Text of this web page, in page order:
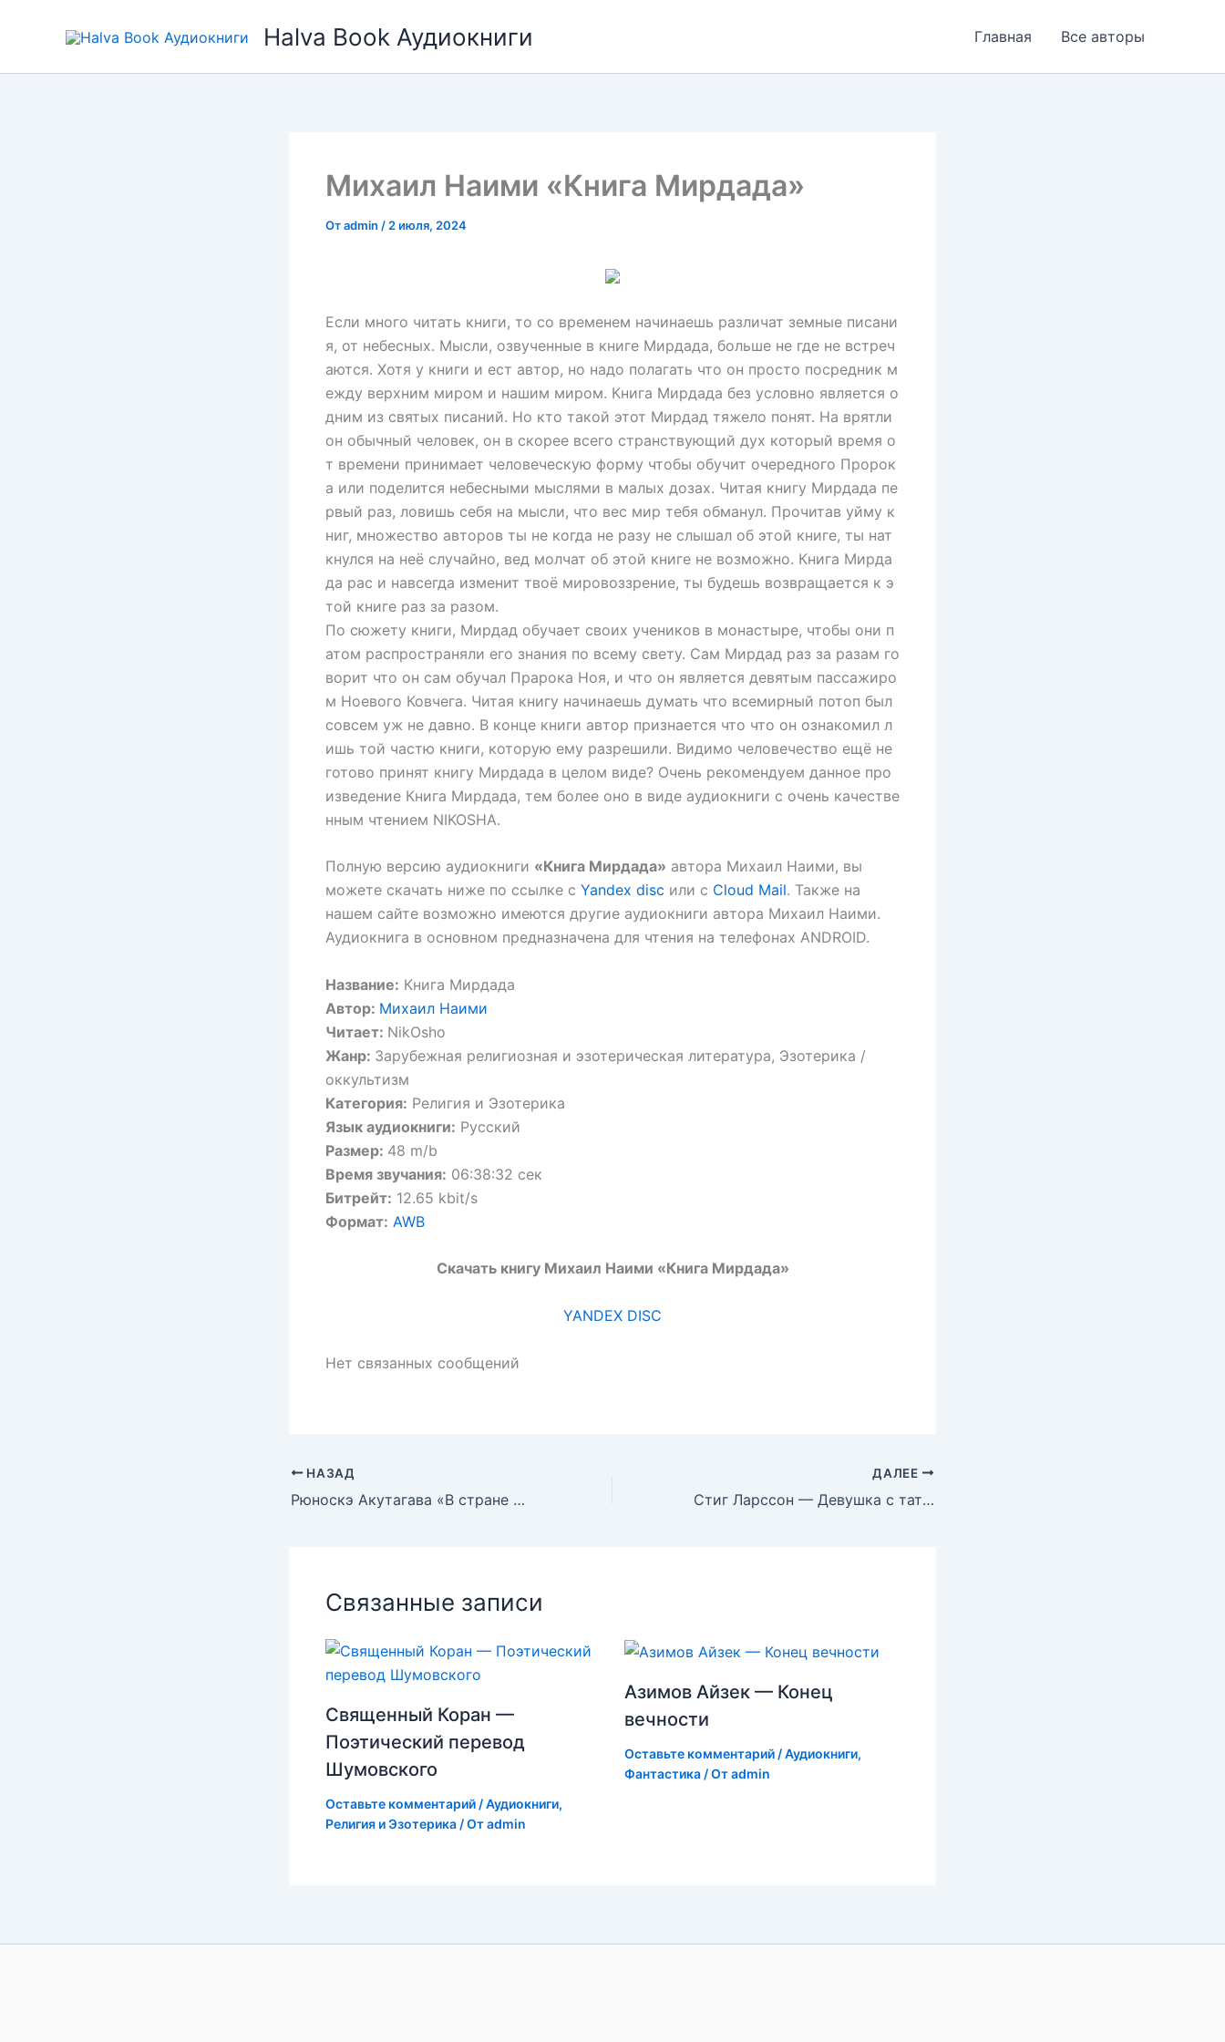
Halva Book Аудиокниги Главная Все авторы
Михаил Наими «Книга Мирдада»
Отadmin / 2 июля, 2024
Если много читать книги, то со временем начинаешь различат земные писани
я, от небесных. Мысли, озвученные в книге Мирдада, больше не где не встреч
аются. Хотя у книги и ест автор, но надо полагать что он просто посредник м
ежду верхним миром и нашим миром. Книга Мирдада без условно является о
дним из святых писаний. Но кто такой этот Мирдад тяжело понят. На врятли
он обычный человек, он в скорее всего странствующий дух который время о
т времени принимает человеческую форму чтобы обучит очередного Пророк
а или поделится небесными мыслями в малых дозах. Читая книгу Мирдада пе
рвый раз, ловишь себя на мысли, что вес мир тебя обманул. Прочитав уйму к
ниг, множество авторов ты не когда не разу не слышал об этой книге, ты нат
кнулся на неё случайно, вед молчат об этой книге не возможно. Книга Мирда
да рас и навсегда изменит твоё мировоззрение, ты будешь возвращается к э
той книге раз за разом.
По сюжету книги, Мирдад обучает своих учеников в монастыре, чтобы они п
атом распространяли его знания по всему свету. Сам Мирдад раз за разам го
ворит что он сам обучал Прарока Ноя, и что он является девятым пассажиро
м Ноевого Ковчега. Читая книгу начинаешь думать что всемирный потоп был
совсем уж не давно. В конце книги автор признается что что он ознакомил л
ишь той частю книги, которую ему разрешили. Видимо человечество ещё не
готово принят книгу Мирдада в целом виде? Очень рекомендуем данное про
изведение Книга Мирдада, тем более оно в виде аудиокниги с очень качестве
нным чтением NIKOSHA.
Полную версию аудиокниги «Книга Мирдада» автора Михаил Наими, вы
можете скачать ниже по ссылке с Yandex disc или с Cloud Mail. Также на
нашем сайте возможно имеются другие аудиокниги автора Михаил Наими.
Аудиокнига в основном предназначена для чтения на телефонах ANDROID.
Название: Книга Мирдада
Автор: Михаил Наими
Читает: NikOsho
Жанр: Зарубежная религиозная и эзотерическая литература, Эзотерика /
оккультизм
Категория: Религия и Эзотерика
Язык аудиокниги: Русский
Размер: 48 m/b
Время звучания: 06:38:32 сек
Битрейт: 12.65 kbit/s
Формат: AWB
Скачать книгу Михаил Наими «Книга Мирдада»
YANDEX DISC
Нет связанных сообщений
НАЗАД
Рюноскэ Акутагава «В стране водяных»
ДАЛЕЕ
Стиг Ларссон — Девушка с татуировкой дракона
Связанные записи
Священный Коран —
Поэтический перевод
Шумовского
Оставьте комментарий /Аудиокниги,
Религия и Эзотерика / Отadmin
Азимов Айзек — Конец
вечности
Оставьте комментарий /Аудиокниги,
Фантастика/ Отadmin